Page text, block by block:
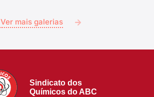
Ver mais galerias
Sindicato dos
Químicos do ABC